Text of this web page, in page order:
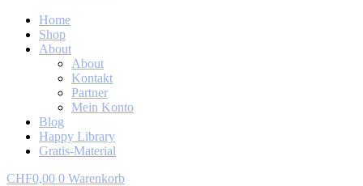
Home
Shop
About
About
Kontakt
Partner
Mein Konto
Blog
Happy Library
Gratis-Material
CHF0,00 0 Warenkorb